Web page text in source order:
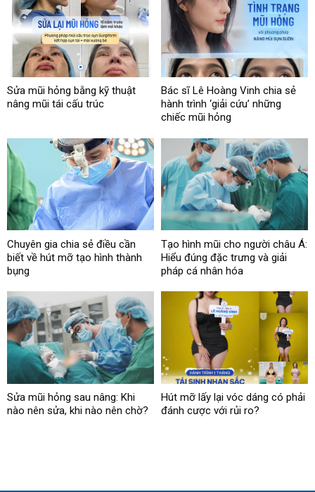
Sửa mũi hỏng bằng kỹ thuật
nâng mũi tái cấu trúc
Bác sĩ Lê Hoàng Vinh chia sẻ
hành trình ‘giải cứu’ những
chiếc mũi hỏng
Chuyên gia chia sẻ điều cần
biết về hút mỡ tạo hình thành
bụng
Tạo hình mũi cho người châu Á:
Hiểu đúng đặc trưng và giải
pháp cá nhân hóa
Sửa mũi hỏng sau nâng: Khi
nào nên sửa, khi nào nên chờ?
Hút mỡ lấy lại vóc dáng có phải
đánh cược với rủi ro?